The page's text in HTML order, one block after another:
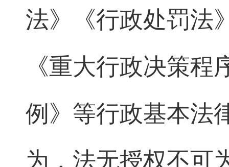
法》《行政处罚法
《重大行政决策
例》等行政基本法
为，法无授权不可